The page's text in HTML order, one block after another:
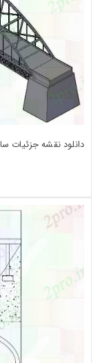
دانلود نقشه جزئیات